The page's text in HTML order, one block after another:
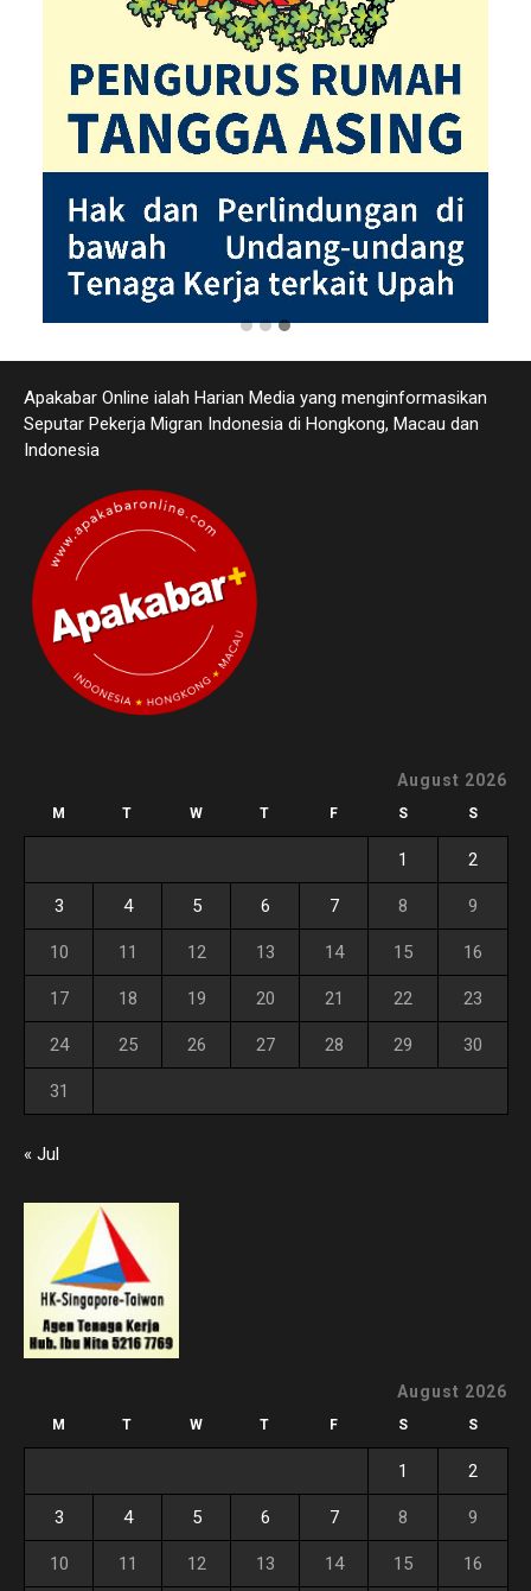
Apakabar Online ialah Harian Media yang menginformasikan
Seputar Pekerja Migran Indonesia di Hongkong, Macau dan
Indonesia
August 2026
M T W T F S S
1 2
3 4 5 6 7 8 9
10 11 12 13 14 15 16
17 18 19 20 21 22 23
24 25 26 27 28 29 30
31
« Jul
August 2026
M T W T F S S
1 2
3 4 5 6 7 8 9
10 11 12 13 14 15 16